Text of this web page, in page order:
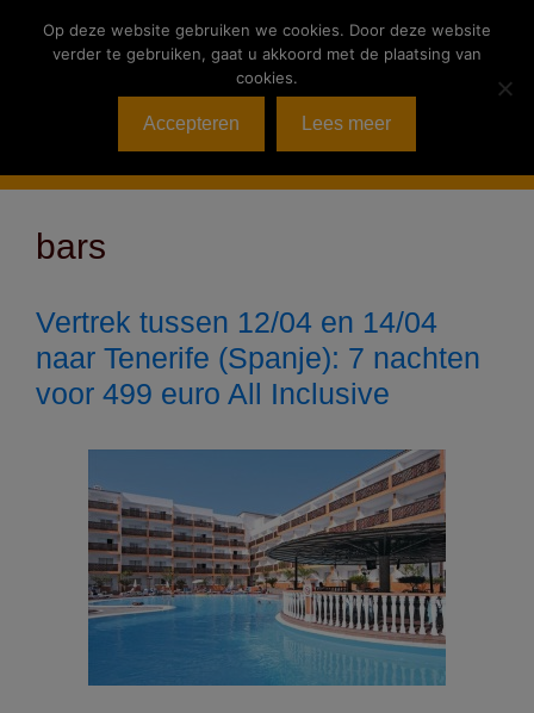
Menu
bars
Vertrek tussen 12/04 en 14/04
naar Tenerife (Spanje): 7 nachten
voor 499 euro All Inclusive
Op deze website gebruiken we cookies. Door deze website
verder te gebruiken, gaat u akkoord met de plaatsing van
cookies.
Accepteren Lees meer